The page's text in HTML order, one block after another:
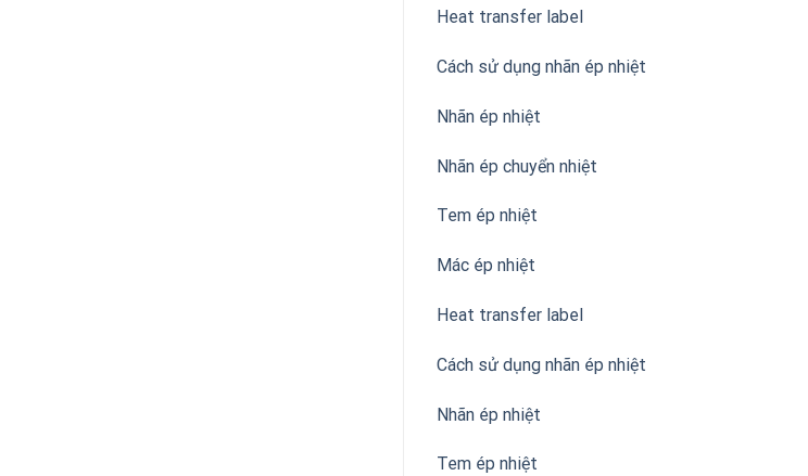
Heat transfer label
Cách sử dụng nhãn ép nhiệt
Nhãn ép nhiệt
Nhãn ép chuyển nhiệt
Tem ép nhiệt
Mác ép nhiệt
Heat transfer label
Cách sử dụng nhãn ép nhiệt
Nhãn ép nhiệt
Tem ép nhiệt